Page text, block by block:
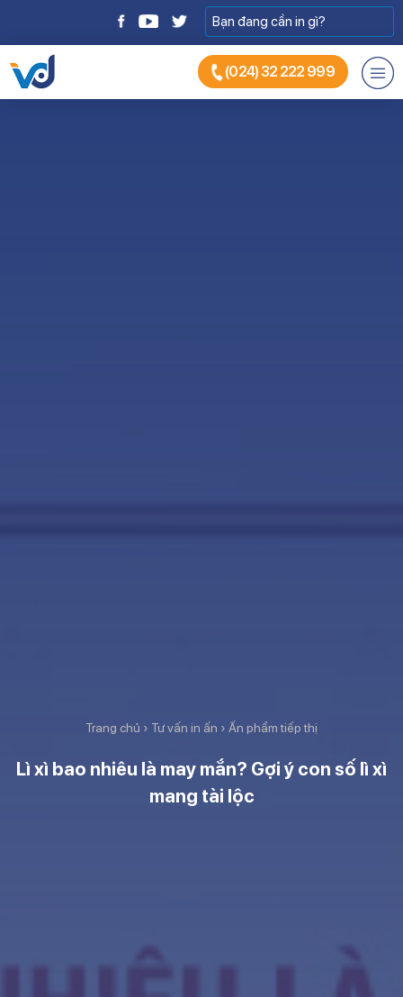
(024) 32 222 999
Trang chủ › Tư vấn in ấn › Ấn phẩm tiếp thị
Lì xì bao nhiêu là may mắn? Gợi ý con số lì xì
mang tài lộc